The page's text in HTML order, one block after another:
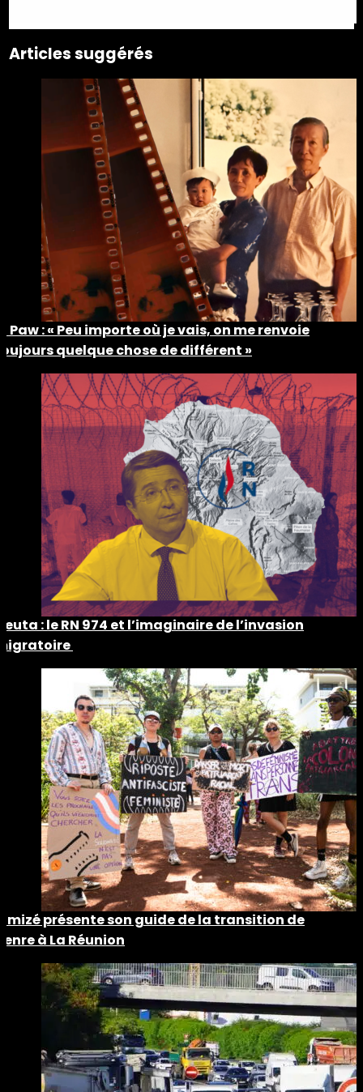
Articles suggérés
Paw : « Peu importe où je vais, on me renvoie
quelque chose de différent »
: le RN 974 et l’imaginaire de l’invasion
présente son guide de la transition de
à La Réunion